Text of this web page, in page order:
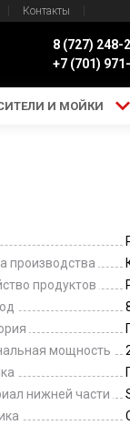
Контакты
8 (727) 248-
+7 (701)
И МОЙКИ
производства
продуктов
мощность
нижней части